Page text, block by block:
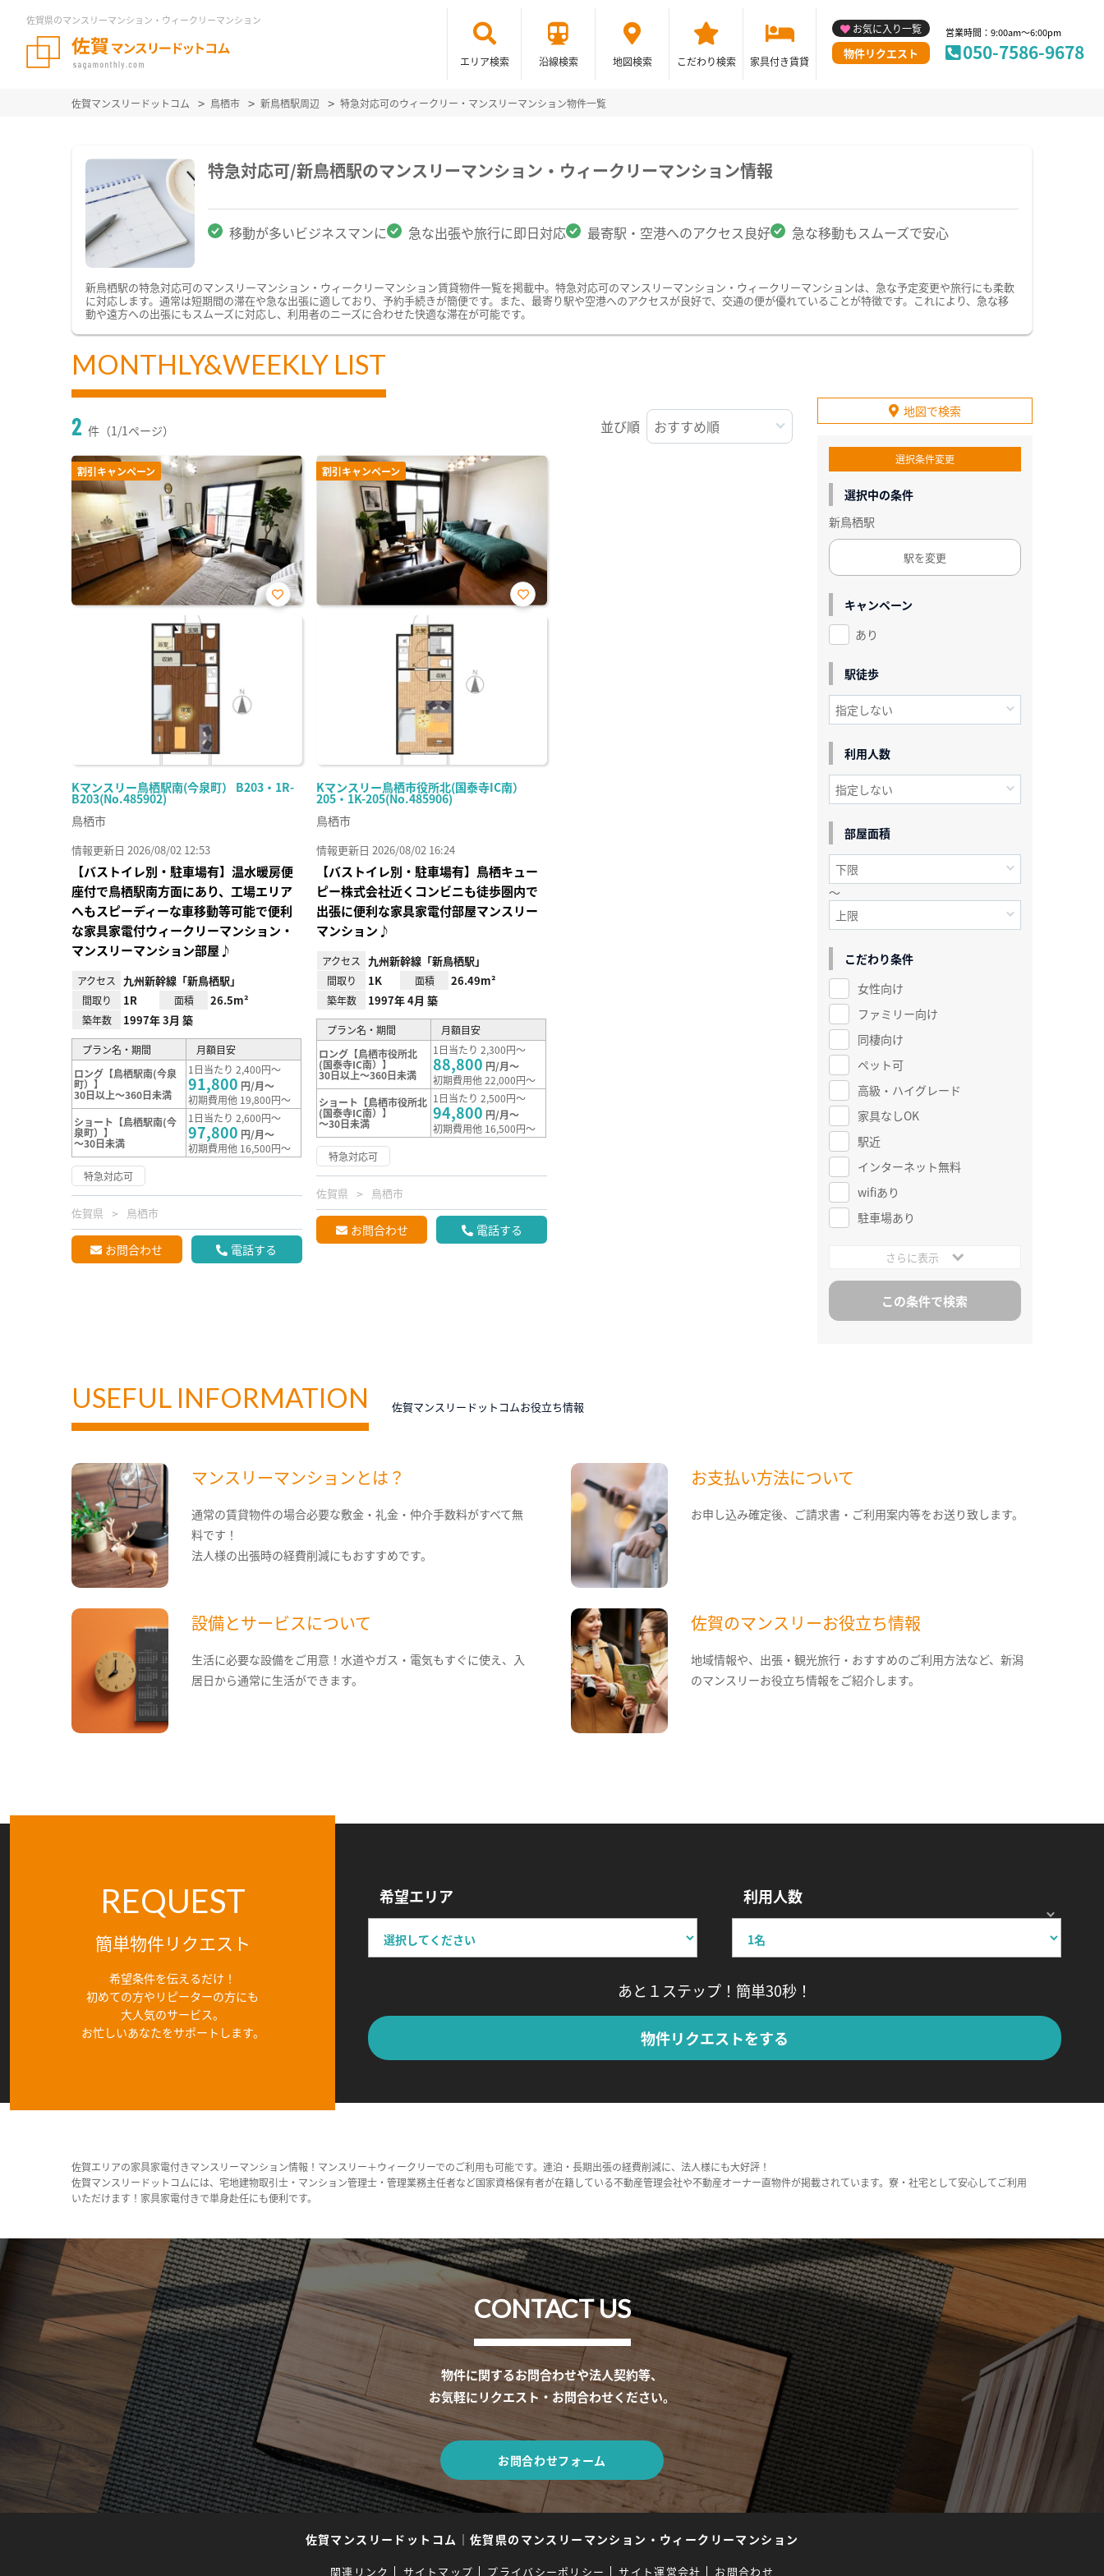
佐賀県のマンスリーマンション・ウィークリーマンション
エリア検索 沿線検索 地図検索 こだわり検索 家具付き賃貸
お気に入り一覧
物件リクエスト
営業時間：9:00am～6:00pm
050-7586-9678
佐賀マンスリードットコム 鳥栖市 新鳥栖駅周辺 特急対応可のウィークリー・マンスリーマンション物件一覧
特急対応可/新鳥栖駅のマンスリーマンション・ウィークリーマンション情報
移動が多いビジネスマンに 急な出張や旅行に即日対応 最寄駅・空港へのアクセス良好 急な移動もスムーズで安心
新鳥栖駅の特急対応可のマンスリーマンション・ウィークリーマンション賃貸物件一覧を掲載中。特急対応可のマンスリーマンション・ウィークリーマンションは、急な予定変更や旅行にも柔軟
に対応します。通常は短期間の滞在や急な出張に適しており、予約手続きが簡便です。また、最寄り駅や空港へのアクセスが良好で、交通の便が優れていることが特徴です。これにより、急な移
動や遠方への出張にもスムーズに対応し、利用者のニーズに合わせた快適な滞在が可能です。
MONTHLY&WEEKLY LIST
2 件（1/1ページ） 並び順
割引キャンペーン
Kマンスリー鳥栖駅南(今泉町） B203・1R-
B203(No.485902)
お気
鳥栖市
情報更新日 2026/08/02 12:53
【バストイレ別・駐車場有】温水暖房便
座付で鳥栖駅南方面にあり、工場エリア
へもスピーディーな車移動等可能で便利
な家具家電付ウィークリーマンション・
マンスリーマンション部屋♪
アクセス 九州新幹線「新鳥栖駅」
間取り 1R 面積 26.5m²
築年数 1997年 3月 築
プラン名・期間
月額目安
ロング【鳥栖駅南(今泉
町）】
30日以上～360日未満
1日当たり 2,400円～
91,800 円/月～
初期費用他 19,800円～
ショート【鳥栖駅南(今
泉町）】
～30日未満
1日当たり 2,600円～
97,800 円/月～
初期費用他 16,500円～
特急対応可
佐賀県 鳥栖市
お問合わせ 電話する
割引キャンペーン
Kマンスリー鳥栖市役所北(国泰寺IC南）
205・1K-205(No.485906)
お気
鳥栖市
情報更新日 2026/08/02 16:24
【バストイレ別・駐車場有】鳥栖キュー
ピー株式会社近くコンビニも徒歩圏内で
出張に便利な家具家電付部屋マンスリー
マンション♪
アクセス 九州新幹線「新鳥栖駅」
間取り 1K 面積 26.49m²
築年数 1997年 4月 築
プラン名・期間
月額目安
ロング【鳥栖市役所北
(国泰寺IC南）】
30日以上～360日未満
1日当たり 2,300円～
88,800 円/月～
初期費用他 22,000円～
ショート【鳥栖市役所北
(国泰寺IC南）】
～30日未満
1日当たり 2,500円～
94,800 円/月～
初期費用他 16,500円～
特急対応可
佐賀県 鳥栖市
お問合わせ 電話する
地図で検索
選択条件変更
選択中の条件
新鳥栖駅
駅を変更
キャンペーン
あり
駅徒歩
利用人数
部屋面積
～
こだわり条件
女性向け
ファミリー向け
同棲向け
ペット可
高級・ハイグレード
家具なしOK
駅近
インターネット無料
wifiあり
駐車場あり
さらに表示
USEFUL INFORMATION 佐賀マンスリードットコムお役立ち情報
マンスリーマンションとは？
通常の賃貸物件の場合必要な敷金・礼金・仲介手数料がすべて無
料です！
法人様の出張時の経費削減にもおすすめです。
お支払い方法について
お申し込み確定後、ご請求書・ご利用案内等をお送り致します。
設備とサービスについて
生活に必要な設備をご用意！水道やガス・電気もすぐに使え、入
居日から通常に生活ができます。
佐賀のマンスリーお役立ち情報
地域情報や、出張・観光旅行・おすすめのご利用方法など、新潟
のマンスリーお役立ち情報をご紹介します。
REQUEST
簡単物件リクエスト
希望条件を伝えるだけ！
初めての方やリピーターの方にも
大人気のサービス。
お忙しいあなたをサポートします。
希望エリア 利用人数
あと１ステップ！簡単30秒！
物件リクエストをする
佐賀エリアの家具家電付きマンスリーマンション情報！マンスリー＋ウィークリーでのご利用も可能です。連泊・長期出張の経費削減に、法人様にも大好評！
佐賀マンスリードットコムには、宅地建物取引士・マンション管理士・管理業務主任者など国家資格保有者が在籍している不動産管理会社や不動産オーナー直物件が掲載されています。寮・社宅として安心してご利用
いただけます！家具家電付きで単身赴任にも便利です。
CONTACT US
物件に関するお問合わせや法人契約等、
お気軽にリクエスト・お問合わせください。
お問合わせフォーム
佐賀マンスリードットコム ｜ 佐賀県のマンスリーマンション・ウィークリーマンション
関連リンク サイトマップ プライバシーポリシー サイト運営会社 お問合わせ